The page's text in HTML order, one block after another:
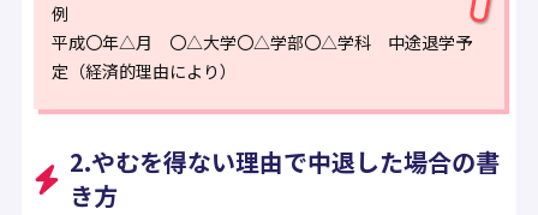
例
平成〇年△月 〇△大学〇△学部〇△学科 中途退学予
定（経済的理由により）
2.やむを得ない理由で中退した場合の書
き方